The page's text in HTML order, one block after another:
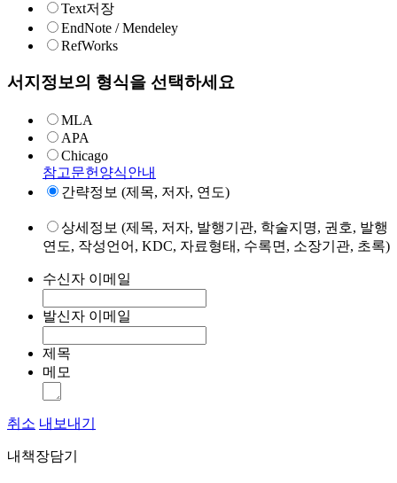
Text저장
EndNote / Mendeley
RefWorks
서지정보의 형식을 선택하세요
MLA
APA
Chicago
참고문헌양식안내
간략정보 (제목, 저자, 연도)
상세정보 (제목, 저자, 발행기관, 학술지명, 권호, 발행
연도, 작성언어, KDC, 자료형태, 수록면, 소장기관, 초록)
수신자 이메일
발신자 이메일
제목
메모
취소 내보내기
내책장담기